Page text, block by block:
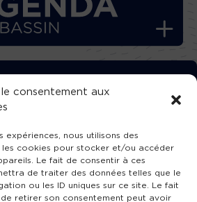
consentement aux
expériences, nous utilisons des
cookies pour stocker et/ou accéder
Le fait de consentir à ces
de traiter des données telles que le
ou les ID uniques sur ce site. Le fait
retirer son consentement peut avoir
GRATUITEMENT
TVBA !
NOUS !